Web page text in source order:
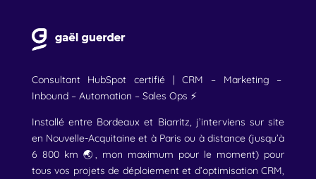
Consultant HubSpot certifié | CRM – Marketing –
Inbound – Automation – Sales Ops ⚡
Installé entre Bordeaux et Biarritz, j’interviens sur site
en Nouvelle-Acquitaine et à Paris ou à distance (jusqu’à
6 800 km 🌏, mon maximum pour le moment) pour
tous vos projets de déploiement et d’optimisation CRM,